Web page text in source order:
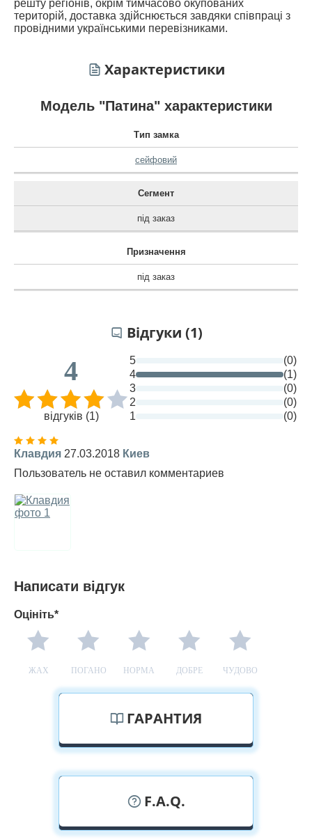
решту регіонів, окрім тимчасово окупованих
територій, доставка здійснюється завдяки співпраці з
провідними українськими перевізниками.
Характеристики
Модель "Патина" характеристики
Тип замка
сейфовий
Сегмент
під заказ
Призначення
під заказ
Відгуки (1)
4
відгуків (1)
5
(0)
4
(1)
3
(0)
2
(0)
1
(0)
Клавдия 27.03.2018 Киев
Пользователь не оставил комментариев
Написати відгук
Оцініть*
ЖАХ ПОГАНО НОРМА ДОБРЕ ЧУДОВО
ГАРАНТИЯ
F.A.Q.